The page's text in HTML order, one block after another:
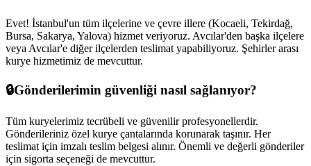
Evet! İstanbul'un tüm ilçelerine ve çevre illere (Kocaeli, Tekirdağ,
Bursa, Sakarya, Yalova) hizmet veriyoruz. Avcılar'den başka ilçelere
veya Avcılar'e diğer ilçelerden teslimat yapabiliyoruz. Şehirler arası
kurye hizmetimiz de mevcuttur.
🔒Gönderilerimin güvenliği nasıl sağlanıyor?
Tüm kuryelerimiz tecrübeli ve güvenilir profesyonellerdir.
Gönderileriniz özel kurye çantalarında korunarak taşınır. Her
teslimat için imzalı teslim belgesi alınır. Önemli ve değerli gönderiler
için sigorta seçeneği de mevcuttur.